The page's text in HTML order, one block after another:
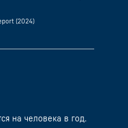
(2024)
на человека в год.